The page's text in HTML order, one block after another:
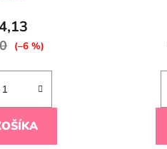
(–6 %)